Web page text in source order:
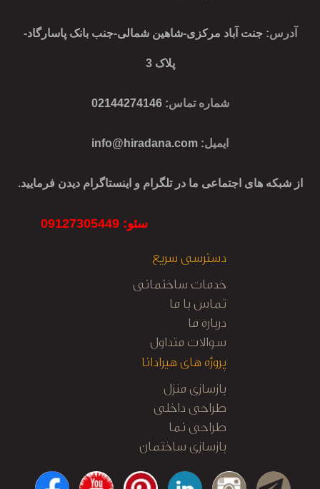
آدرس: جنت آباد مرکزی-شاهین شمالی-جنب بانک پاسارگاد-
پلاک 3
شماره تماس: 02144274146
ایمیل:
info@hiradana.com
از شبکه های اجتماعی ما در تلگرام و اینستاگرام دیدن فرمایید.
سئو: 09127305449
دسترسی سریع
خدمات ساختمانی
تماس با ما
درباره ما
سوالات متداول
پروژه های هیرادانا
بازسازی منزل
طراحی داخلی
طراحی نما
بازسازی ساختمان
کابینت آشپزخانه